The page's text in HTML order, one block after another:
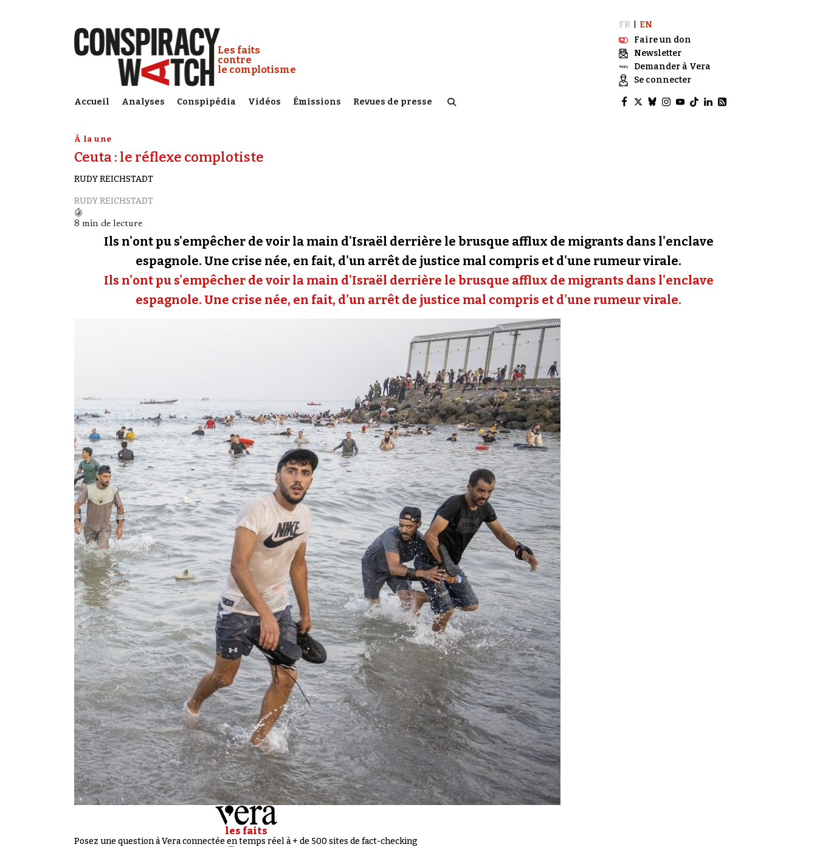
Conspiracy Watch :
Les faits
contre
le complotisme
Accueil Analyses Conspipédia Vidéos Émissions Revues de presse
FR
EN
Faire un don
Newsletter
Demander à Vera
Se connecter
À la une
Ceuta : le réflexe complotiste
RUDY REICHSTADT
RUDY REICHSTADT
8 min de lecture
Ils n'ont pu s'empêcher de voir la main d'Israël derrière le brusque afflux de migrants dans l'enclave
espagnole. Une crise née, en fait, d'un arrêt de justice mal compris et d'une rumeur virale.
Ils n'ont pu s'empêcher de voir la main d'Israël derrière le brusque afflux de migrants dans l'enclave
espagnole. Une crise née, en fait, d'un arrêt de justice mal compris et d'une rumeur virale.
les faits
Posez une question à Vera connectée en temps réel à + de 500 sites de fact-checking